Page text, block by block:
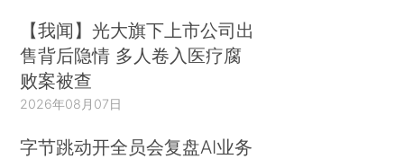
【我闻】光大旗下上市公司出
售背后隐情 多人卷入医疗腐
败案被查
2026年08月07日
字节跳动开全员会复盘AI业务